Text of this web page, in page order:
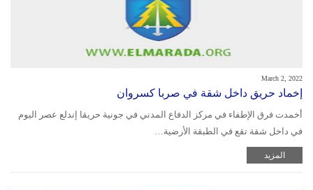
March 2, 2022
إخماد حريق داخل شقة في صربا كسروان
أخمدت فرق الإطفاء في مركز الدفاع المدني في جونية حريقا إندلع عصر اليوم
في داخل شقة تقع في الطبقة الأرضية…
المزيد